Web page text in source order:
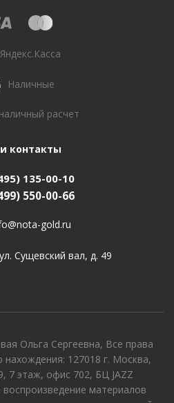
Яндекс.Касса
Наличные
расчет
контакты
135-00-10
550-00-66
gold.ru
Сущевский вал, д. 49
Ольга Сергеевна, Все права
127018 г. Москва,
7 этаж, офис 702, БЦ JAZZ
материалов